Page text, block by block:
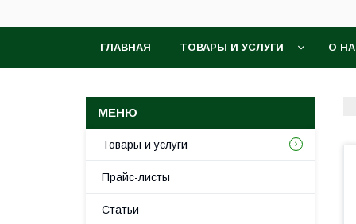
ГЛАВНАЯ ТОВАРЫ И УСЛУГИ О
Товары и услуги
Прайс-листы
Статьи